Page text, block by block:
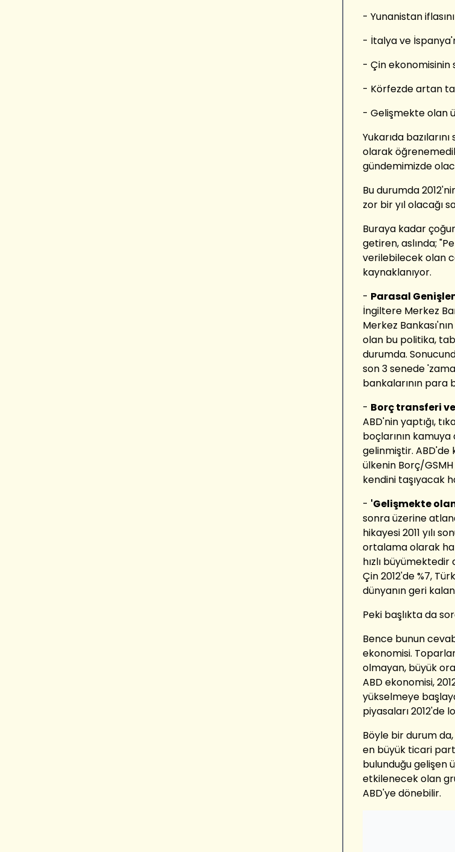
- Yunanistan
- İtalya ve
- Çin ekonomisinin
- Körfezde artan
- Gelişmekte olan
Yukarıda
olarak
gündemimizde
Bu durumda
zor bir yıl olacağı
Buraya kadar
getiren, aslında;
verilebilecek olan
kaynaklanıyor.
- Parasal
İngiltere Merkez
Merkez
olan bu politika,
durumda.
son 3 senede
bankalarının para
- Borç transferi
ABD'nin yaptığı,
boçlarının
gelinmiştir. ABD'de
ülkenin Borç/GSMH
kendini taşıyacak
- 'Gelişmekte
sonra üzerine
hikayesi 2011 yılı
ortalama olarak
hızlı
Çin 2012'de %7,
dünyanın geri
Peki başlıkta da
Bence bunun
ekonomisi.
olmayan, büyük
ABD ekonomisi,
yükselmeye
piyasaları 2012'de
Böyle bir durum
en büyük ticari
bulunduğu gelişen
etkilenecek olan
ABD'ye dönebilir.